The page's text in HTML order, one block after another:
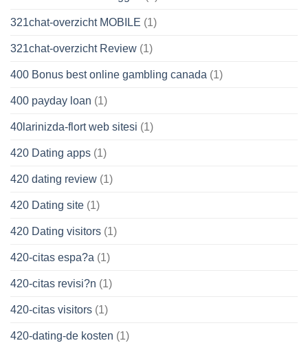
321chat-overzicht MOBILE (1)
321chat-overzicht Review (1)
400 Bonus best online gambling canada (1)
400 payday loan (1)
40larinizda-flort web sitesi (1)
420 Dating apps (1)
420 dating review (1)
420 Dating site (1)
420 Dating visitors (1)
420-citas espa?a (1)
420-citas revisi?n (1)
420-citas visitors (1)
420-dating-de kosten (1)